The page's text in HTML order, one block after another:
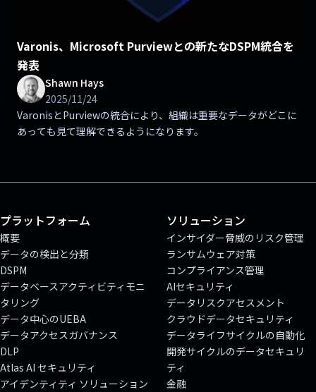
Varonis、Microsoft Purviewとの新たなDSPM統合を
発表
Shawn Hays
2025/11/24
VaronisとPurviewの統合により、組織は重要なデータがどこに
あっても見て理解できるようになります。
プラットフォーム
概要
データの検出と分類
DSPM
データベースアクティビティモニ
タリング
データ中心のUEBA
データアクセスガバナンス
DLP
Atlas AI セキュリティ
アイデンティティ ソリューション
ソリューション
インサイダー脅威のリスク管理
ランサムウェア対策
コンプライアンス管理
AIセキュリティ
データリスクアセスメント
クラウドデータセキュリティ
データライフサイクルの自動化
開発サイクルのデータセキュリ
ティ
金融